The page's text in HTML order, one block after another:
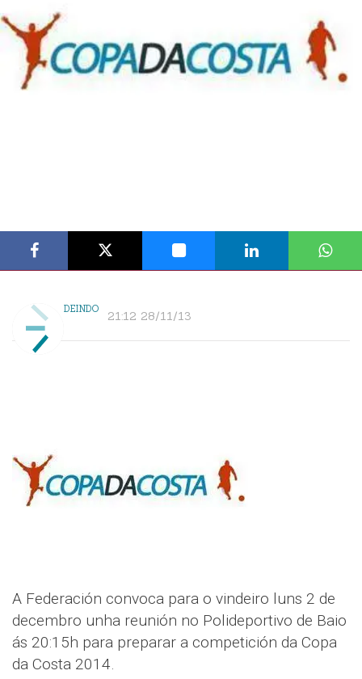
DEINDO 21:12 28/11/13
A Federación convoca para o vindeiro luns 2 de
decembro unha reunión no Polideportivo de Baio
ás 20:15h para preparar a competición da Copa
da Costa 2014.